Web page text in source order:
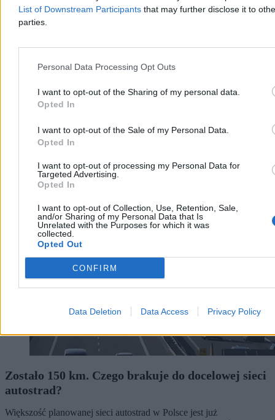
List of Downstream Participants that may further disclose it to
parties.
Personal Data Processing Opt Outs
I want to opt-out of the Sharing of my personal data.
Opted In
I want to opt-out of the Sale of my Personal Data.
Opted In
I want to opt-out of processing my Personal Data for
Targeted Advertising.
Opted In
I want to opt-out of Collection, Use, Retention, Sale,
and/or Sharing of my Personal Data that Is
Unrelated with the Purposes for which it was
collected.
Opted Out
CONFIRM
Data Deletion Data Access Privacy Policy
Reklama
Reklama
Kraj
Zostało 150 km. Czego brakuje do docelowej sieci
autostrad?
Większość planowanej sieci autostrad w Polsce jest już